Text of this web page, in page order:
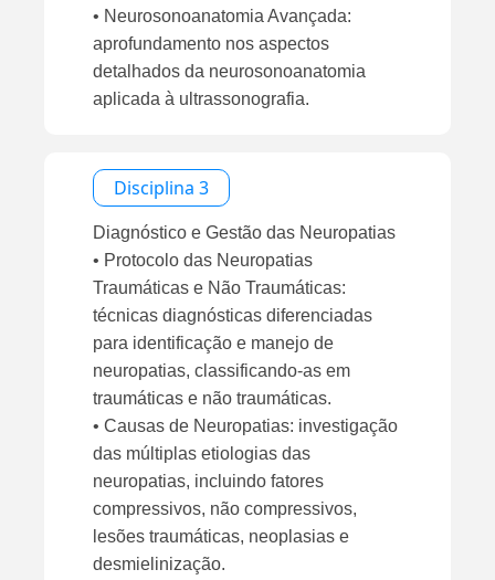
• Neurosonoanatomia Avançada:
aprofundamento nos aspectos
detalhados da neurosonoanatomia
aplicada à ultrassonografia.
Disciplina 3
Diagnóstico e Gestão das Neuropatias
• Protocolo das Neuropatias
Traumáticas e Não Traumáticas:
técnicas diagnósticas diferenciadas
para identificação e manejo de
neuropatias, classificando-as em
traumáticas e não traumáticas.
• Causas de Neuropatias: investigação
das múltiplas etiologias das
neuropatias, incluindo fatores
compressivos, não compressivos,
lesões traumáticas, neoplasias e
desmielinização.